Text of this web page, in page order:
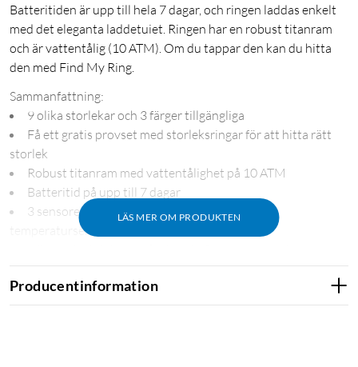
Batteritiden är upp till hela 7 dagar, och ringen laddas enkelt
med det eleganta laddetuiet. Ringen har en robust titanram
och är vattentålig (10 ATM). Om du tappar den kan du hitta
den med Find My Ring.
LÄS MER OM PRODUKTEN
Sammanfattning:
9 olika storlekar och 3 färger tillgängliga
Få ett gratis provset med storleksringar för att hitta rätt
storlek
Robust titanram med vattentålighet på 10 ATM
Batteritid på upp till 7 dagar
3 sensorer: accelerometer, optisk pulsmätare,
temperatursensor
Fungerar på de flesta Android-mobiler1
Producentinformation